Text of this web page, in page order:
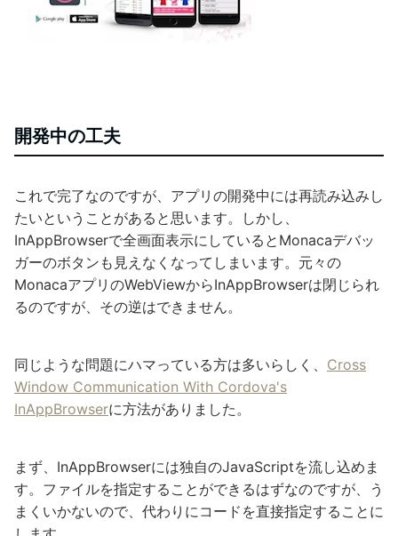
開発中の工夫
これで完了なのですが、アプリの開発中には再読み込みし
たいということがあると思います。しかし、
InAppBrowserで全画面表示にしているとMonacaデバッ
ガーのボタンも見えなくなってしまいます。元々の
MonacaアプリのWebViewからInAppBrowserは閉じられ
るのですが、その逆はできません。
同じような問題にハマっている方は多いらしく、 Cross
Window Communication With Cordova's
InAppBrowserに方法がありました。
まず、InAppBrowserには独自のJavaScriptを流し込めま
す。ファイルを指定することができるはずなのですが、う
まくいかないので、代わりにコードを直接指定することに